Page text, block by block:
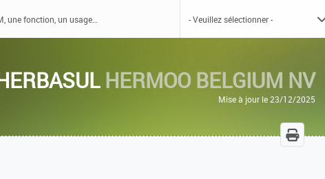
HERMOO BELGIUM NV
Mise à jour le 23/12/2025